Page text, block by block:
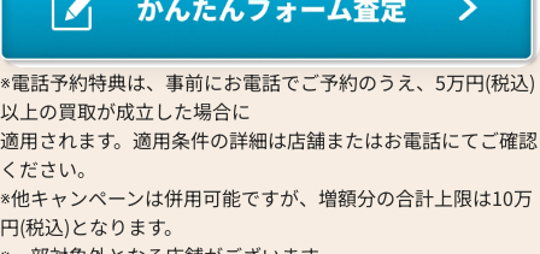
※電話予約特典は、事前にお電話でご予約のうえ、5万円(税込)
以上の買取が成立した場合に
適用されます。適用条件の詳細は店舗またはお電話にてご確認
ください。
※他キャンペーンは併用可能ですが、増額分の合計上限は10万
円(税込)となります。